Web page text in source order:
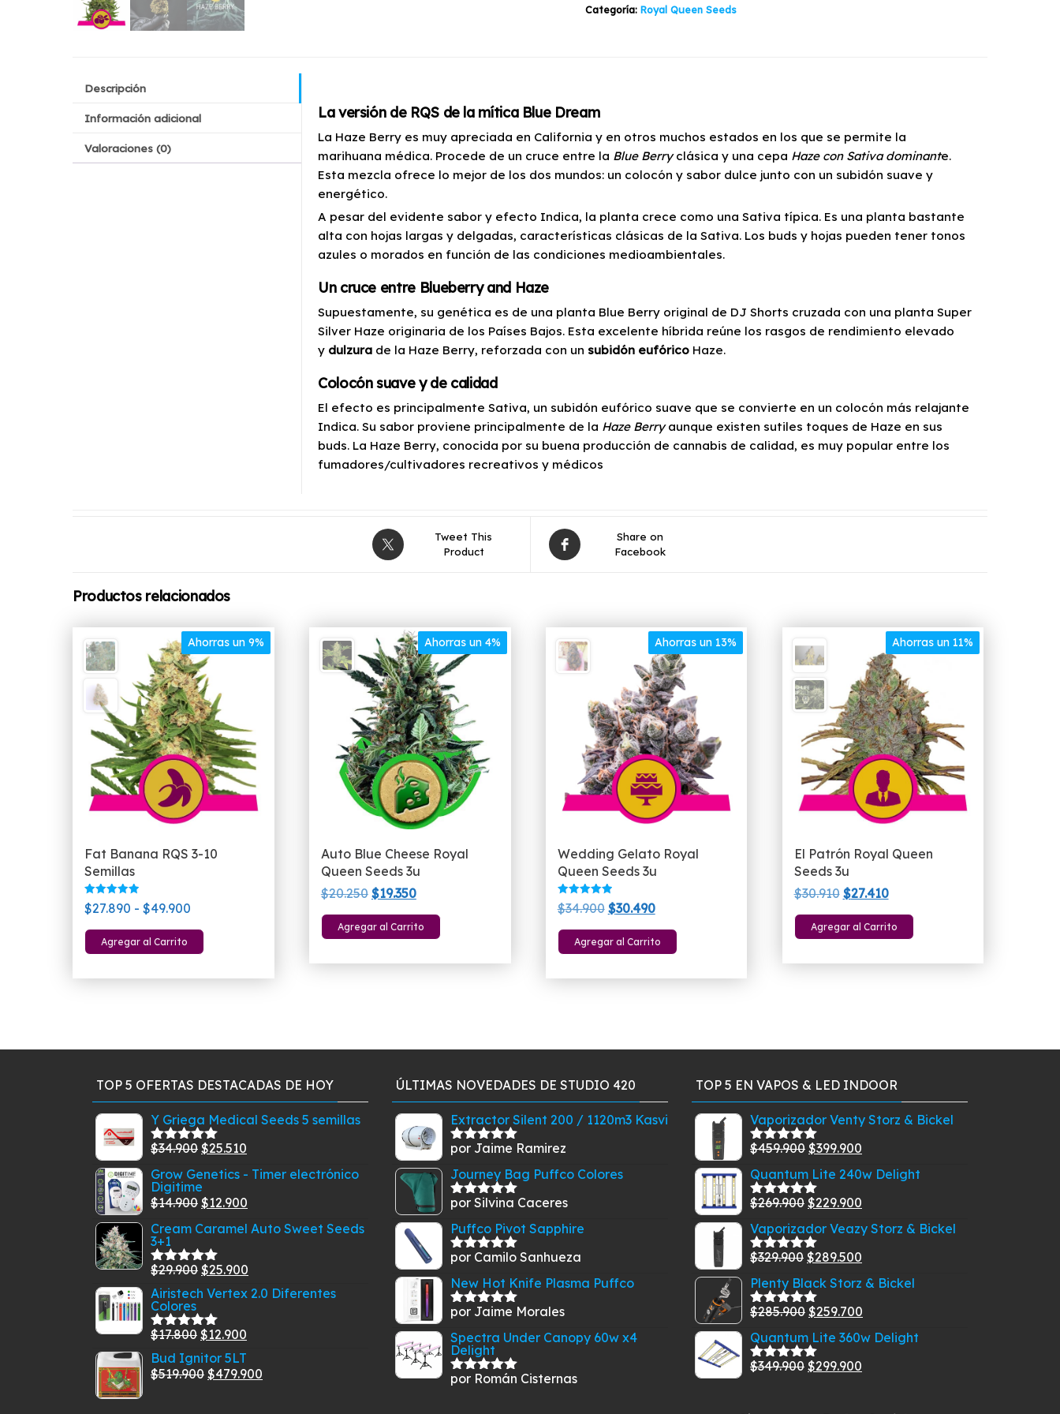
3u
Categoría: Royal Queen Seeds
Descripción
Información adicional
Valoraciones (0)
La versión de RQS de la mítica Blue Dream
La Haze Berry es muy apreciada en California y en otros muchos estados en los que se permite la
marihuana médica. Procede de un cruce entre la Blue Berryclásica y una cepa Haze con Sativa dominante.
Esta mezcla ofrece lo mejor de los dos mundos: un colocón y sabor dulce junto con un subidón suave y
energético.
A pesar del evidente sabor y efecto Indica, la planta crece como una Sativa típica. Es una planta bastante
alta con hojas largas y delgadas, características clásicas de la Sativa. Los buds y hojas pueden tener tonos
azules o morados en función de las condiciones medioambientales.
Un cruce entre Blueberry and Haze
Supuestamente, su genética es de una planta Blue Berry original de DJ Shorts cruzada con una planta Super
Silver Haze originaria de los Países Bajos. Esta excelente híbrida reúne los rasgos de rendimiento elevado
y dulzura de la Haze Berry, reforzada con un subidón eufórico Haze.
Colocón suave y de calidad
El efecto es principalmente Sativa, un subidón eufórico suave que se convierte en un colocón más relajante
Indica. Su sabor proviene principalmente de la Haze Berryaunque existen sutiles toques de Haze en sus
buds. La Haze Berry, conocida por su buena producción de cannabis de calidad, es muy popular entre los
fumadores/cultivadores recreativos y médicos
Tweet This
Product
Share on
Facebook
Productos relacionados
Ahorras un 9%
Fat Banana RQS 3-10
Semillas
Valorado
con
de 5
$27.890 - $49.900
de
precios:
Agregar al Carrito
opciones
pueden
elegir
en
la
de
producto
Ahorras un 4%
Auto Blue Cheese Royal
Queen Seeds 3u
$20.250 El
precio
original
$19.350El
precio
actual
Agregar al Carrito
Ahorras un 13%
Wedding Gelato Royal
Queen Seeds 3u
Valorado
con
de 5
$34.900 El
precio
original
$30.490El
precio
actual
Agregar al Carrito
Ahorras un 11%
El Patrón Royal Queen
Seeds 3u
$30.910 El
precio
original
$27.410El
precio
actual
Agregar al Carrito
TOP 5 OFERTAS DESTACADAS DE HOY
Y Griega Medical Seeds 5 semillas
Valorado
5
$34.900 El
precio
original
era:
$34.900.
$25.510
precio
es:
$25.510.
Grow Genetics - Timer electrónico
Digitime
$14.900 El
precio
era:
$14.900.
$12.900
precio
$12.900.
Cream Caramel Auto Sweet Seeds
3+1
Valorado
con
5
$29.900 El
precio
era:
$25.900
precio
Airistech Vertex 2.0 Diferentes
Colores
Valorado
de
5
$17.800 El
precio
original
$12.900
actual
Bud Ignitor 5LT
$519.900 El
$479.900
ÚLTIMAS NOVEDADES DE STUDIO 420
Extractor Silent 200 / 1120m3 Kasvi
Valorado
por Jaime Ramirez
Journey Bag Puffco Colores
Valorado
por Silvina Caceres
Puffco Pivot Sapphire
Valorado
por Camilo Sanhueza
New Hot Knife Plasma Puffco
Valorado
por Jaime Morales
Spectra Under Canopy 60w x4
Delight
Valorado
por Román Cisternas
TOP 5 EN VAPOS & LED INDOOR
Vaporizador Venty Storz & Bickel
Valorado
5
$459.900 El
precio
original
era:
$459.900.
$399.900
precio
es:
$399.900.
Quantum Lite 240w Delight
Valorado
5
$269.900 El
precio
original
era:
$269.900.
$229.900
precio
es:
$229.900.
Vaporizador Veazy Storz & Bickel
Valorado
5
$329.900 El
precio
original
era:
$329.900.
$289.500
precio
es:
$289.500.
Plenty Black Storz & Bickel
Valorado
5
$285.900 El
precio
original
era:
$259.700
precio
Quantum Lite 360w Delight
Valorado
$349.900 El
$299.900